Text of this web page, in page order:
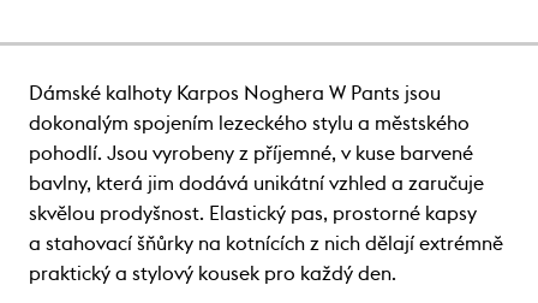
Dámské kalhoty Karpos Noghera W Pants jsou
dokonalým spojením lezeckého stylu a městského
pohodlí. Jsou vyrobeny z příjemné, v kuse barvené
bavlny, která jim dodává unikátní vzhled a zaručuje
skvělou prodyšnost. Elastický pas, prostorné kapsy
a stahovací šňůrky na kotnících z nich dělají extrémně
praktický a stylový kousek pro každý den.